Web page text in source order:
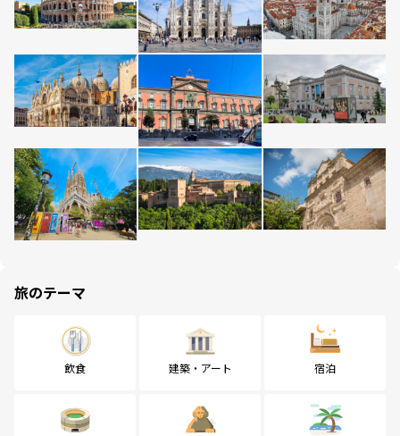
旅のテーマ
飲食 建築・アート 宿泊